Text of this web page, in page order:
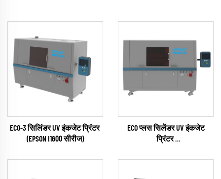
ECO-3 सिलिंडर UV इंकजेट प्रिंटर
(EPSON I1600 सीरीज)
ECO प्लस सिलेंडर UV इंकजेट
प्रिंटर